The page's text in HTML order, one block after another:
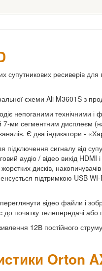
ресиверів для
схеми Ali M3601S з
непоганими технічними
7-ми сегментним дисплеєм
Є два індикатори -
підключення сигналу від
аудіо / відео вихід HDMI
дисків, накопичувачів
підтримкою USB
відео файли і
до початку телепередачі
12В постійного
Orton